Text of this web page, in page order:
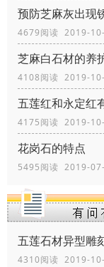
预防芝麻灰出现
4679阅读 2019-
芝麻白石材的养
4108阅读 2019-
五莲红和永定红
4175阅读 2019-
花岗石的特点
5495阅读 2019-
五莲石材异型雕
4310阅读 2019-